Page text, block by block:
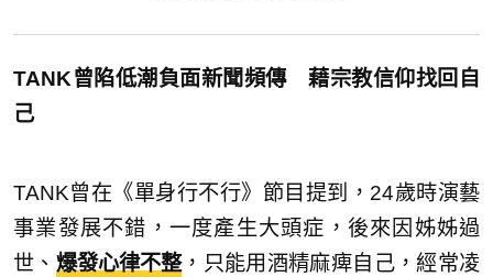
TANK曾陷低潮負面新聞頻傳 藉宗教信仰找回自
己
TANK曾在《單身行不行》節目提到，24歲時演藝
事業發展不錯，一度產生大頭症，後來因姊姊過
世、 爆發心律不整，只能用酒精麻痺自己，經常凌